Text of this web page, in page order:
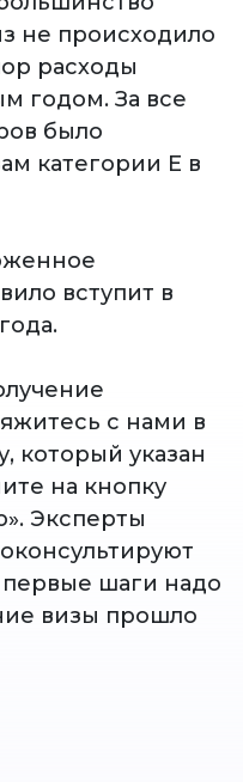
не происходило
расходы
годом. За все
было
категории E в
вступит в
с нами в
который указан
на кнопку
Эксперты
первые шаги надо
визы прошло